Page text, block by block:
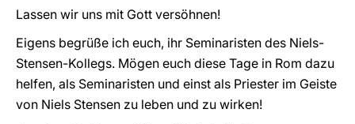
Lassen wir uns mit Gott versöhnen!
Eigens begrüße ich euch, ihr Seminaristen des Niels-
Stensen-Kollegs. Mögen euch diese Tage in Rom dazu
helfen, als Seminaristen und einst als Priester im Geiste
von Niels Stensen zu leben und zu wirken!